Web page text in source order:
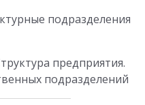
подразделения
предприятия.
подразделений